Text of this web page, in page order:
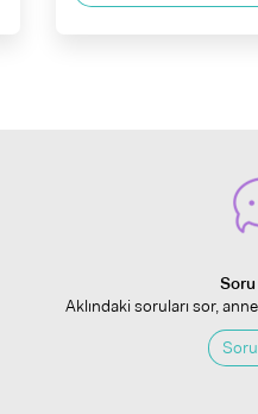
Aklındaki soruları sor,